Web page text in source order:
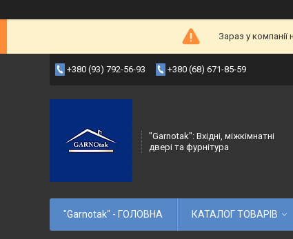
Зараз у
+380 (93) 792-56-93 +380 (68) 671-85-59
"Garnotak": Вхідні, міжкімнатні
двері та фурнітура
"Garnotak" - ГОЛОВНА КАТАЛОГ ТОВАРІВ